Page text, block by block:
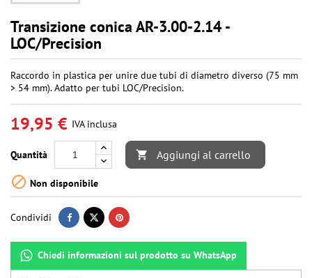
Transizione conica AR-3.00-2.14 -
LOC/Precision
Raccordo in plastica per unire due tubi di diametro diverso (75 mm
> 54 mm). Adatto per tubi LOC/Precision.
19,95 € IVA inclusa
Quantità  Aggiungi al carrello
 Non disponibile
Condividi
Chiedi informazioni sul prodotto su WhatsApp